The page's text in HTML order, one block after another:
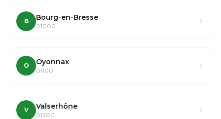
B Bourg-en-Bresse
01000
O Oyonnax
01100
V Valserhône
01200